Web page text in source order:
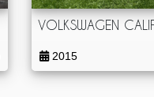
VOLKSWAGEN
2015